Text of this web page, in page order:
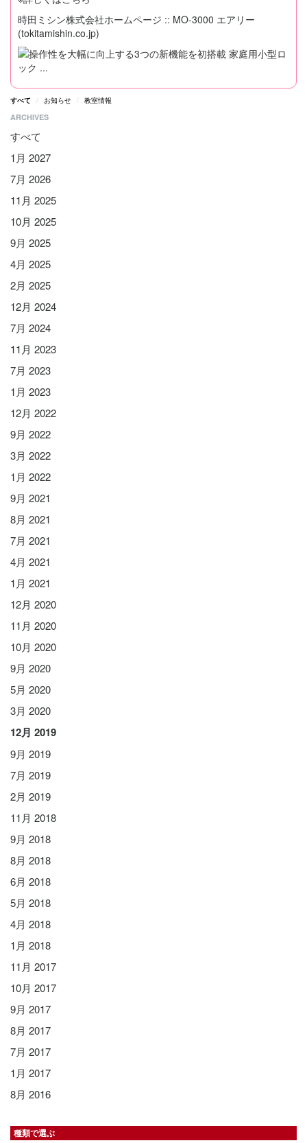
時田ミシン株式会社ホームページ :: MO-3000 エアリー
(tokitamishin.co.jp)
すべて お知らせ 教室情報
ARCHIVES
すべて
1月 2027
7月 2026
11月 2025
10月 2025
9月 2025
4月 2025
2月 2025
12月 2024
7月 2024
11月 2023
7月 2023
1月 2023
12月 2022
9月 2022
3月 2022
1月 2022
9月 2021
8月 2021
7月 2021
4月 2021
1月 2021
12月 2020
11月 2020
10月 2020
9月 2020
5月 2020
3月 2020
12月 2019
9月 2019
7月 2019
2月 2019
11月 2018
9月 2018
8月 2018
6月 2018
5月 2018
4月 2018
1月 2018
11月 2017
10月 2017
9月 2017
8月 2017
7月 2017
1月 2017
8月 2016
種類で選ぶ